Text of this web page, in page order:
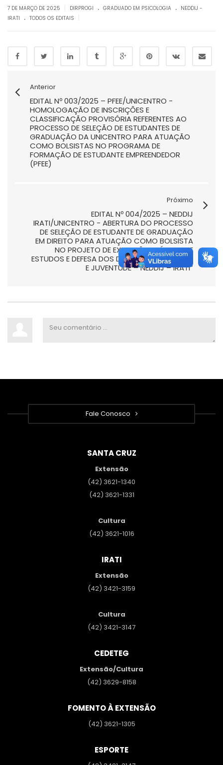
7 DE MARÇO DE 2025 DIRPROGI . GRADUADO EM PSICOLOGIA . NEDDIJ -
IRATI
. TODOS OS EDITAIS
Anterior
EDITAL Nº 003/2025 – PFEE/UNICENTRO -
HOMOLOGAÇÃO DE INSCRIÇÕES E
CLASSIFICAÇÃO PROVISÓRIA REFERENTES AO
PROCESSO DE SELEÇÃO DE ESTUDANTES DE
GRADUAÇÃO DA UNICENTRO PARA ATUAÇÃO
COMO BOLSISTAS NO PROGRAMA DE
FORMAÇÃO DE ESTUDANTE EMPREENDEDOR
(PFEE)
Próximo
EDITAL Nº 004/2025 – NEDDIJ
IRATI/UNICENTRO - ABERTURA DO PROCESSO
DE SELEÇÃO DE ESTUDANTE DE GRADUAÇÃO
EM DIREITO PARA ATUAÇÃO COMO BOLSISTA
NO PROJETO DE EXTENSÃO “NÚCLEO DE
ESTUDOS E DEFESA DOS DIREITOS DA INFÂNCIA
E JUVENTUDE – NEDDIJ – IRATI”
Fale Conosco
SANTA CRUZ
Extensão
(42) 3621-1340
(42) 3621-1331
Cultura
(42) 3621-1016
IRATI
Extensão
(42) 3421-3159
Cultura
(42) 3421-3147
CEDETEG
Extensão/Cultura
(42) 3629-8158
FOMENTO À EXTENSÃO
(42) 3621-1305
ESPORTE